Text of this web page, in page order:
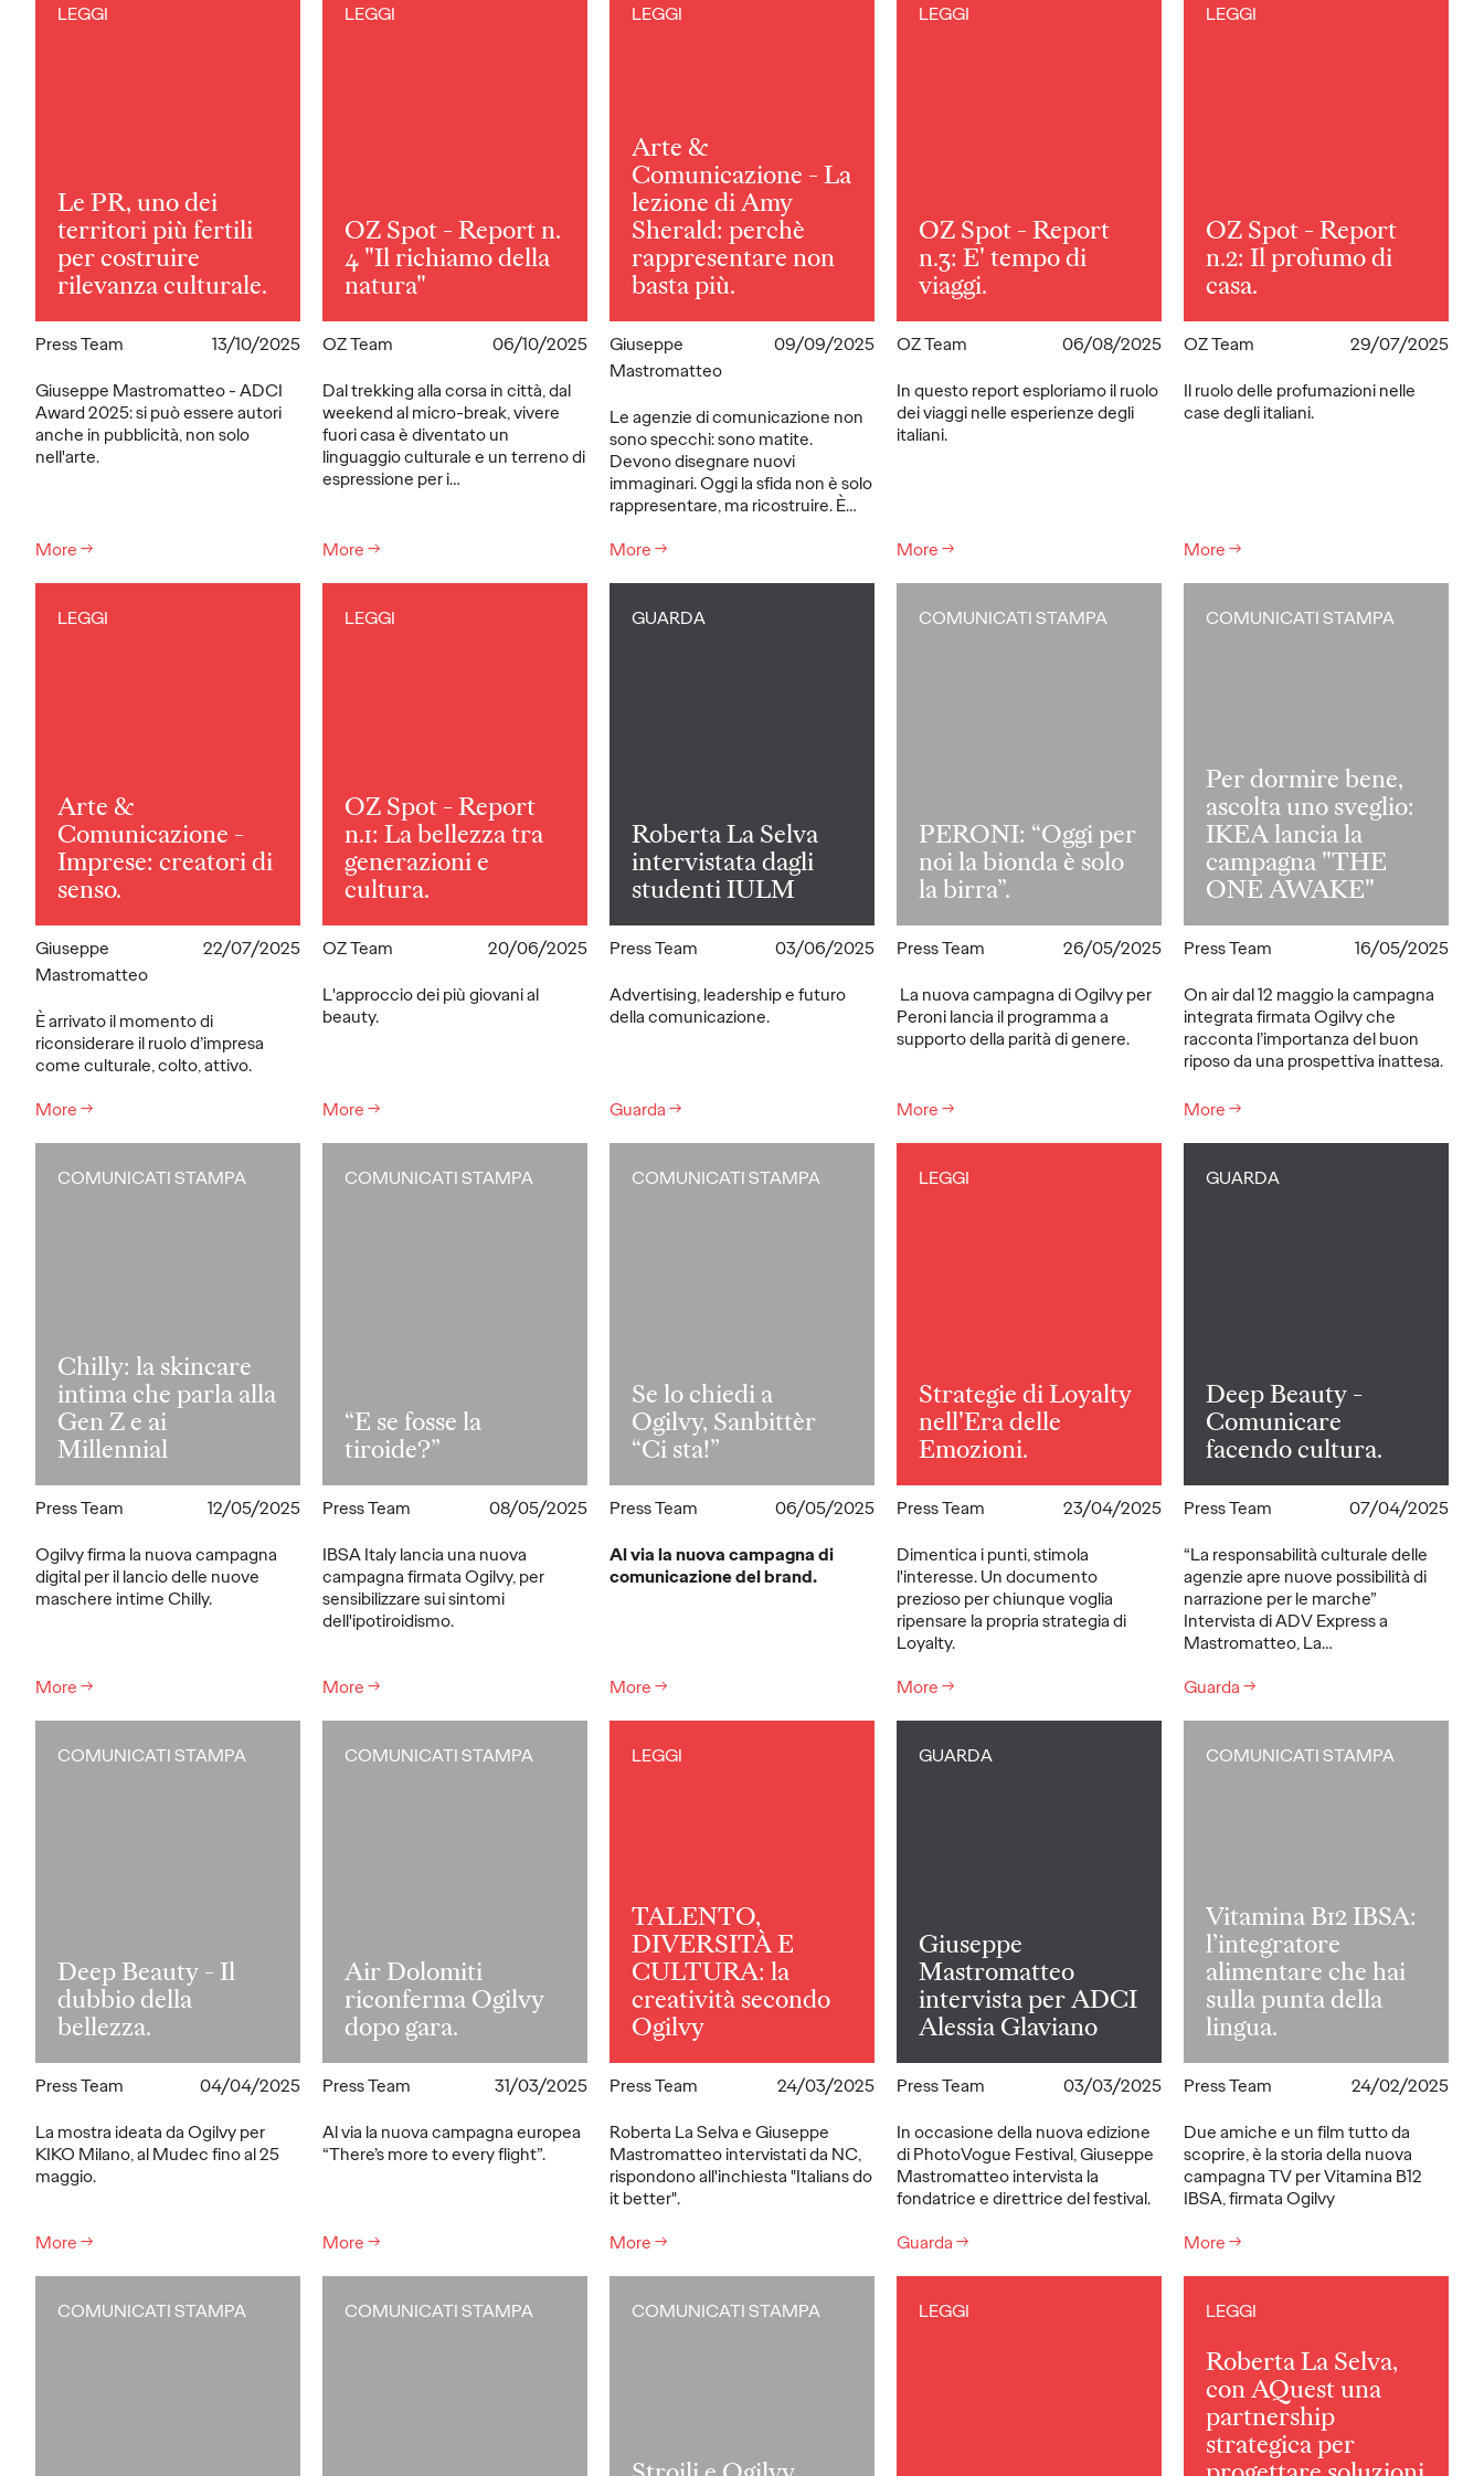
LEGGI
Le PR, uno dei
territori più fertili
per costruire
rilevanza culturale.
Press Team
13/10/2025
Giuseppe Mastromatteo - ADCI
Award 2025: si può essere autori
anche in pubblicità, non solo
nell'arte.
More→
LEGGI
OZ Spot - Report n.
4 "Il richiamo della
natura"
OZ Team
06/10/2025
Dal trekking alla corsa in città, dal
weekend al micro-break, vivere
fuori casa è diventato un
linguaggio culturale e un terreno di
espressione per i…
More→
LEGGI
Arte &
Comunicazione - La
lezione di Amy
Sherald: perchè
rappresentare non
basta più.
Giuseppe
Mastromatteo
09/09/2025
Le agenzie di comunicazione non
sono specchi: sono matite.
Devono disegnare nuovi
immaginari. Oggi la sfida non è solo
rappresentare, ma ricostruire. È…
More→
LEGGI
OZ Spot - Report
n.3: E' tempo di
viaggi.
OZ Team
06/08/2025
In questo report esploriamo il ruolo
dei viaggi nelle esperienze degli
italiani.
More→
LEGGI
OZ Spot - Report
n.2: Il profumo di
casa.
OZ Team
29/07/2025
Il ruolo delle profumazioni nelle
case degli italiani.
More→
LEGGI
Arte &
Comunicazione -
Imprese: creatori di
senso.
Giuseppe
Mastromatteo
22/07/2025
È arrivato il momento di
riconsiderare il ruolo d’impresa
come culturale, colto, attivo.
More→
LEGGI
OZ Spot - Report
n.1: La bellezza tra
generazioni e
cultura.
OZ Team
20/06/2025
L'approccio dei più giovani al
beauty.
More→
GUARDA
Roberta La Selva
intervistata dagli
studenti IULM
Press Team
03/06/2025
Advertising, leadership e futuro
della comunicazione.
Guarda→
COMUNICATI STAMPA
PERONI: “Oggi per
noi la bionda è solo
la birra”.
Press Team
26/05/2025
La nuova campagna di Ogilvy per
Peroni lancia il programma a
supporto della parità di genere.
More→
COMUNICATI STAMPA
Per dormire bene,
ascolta uno sveglio:
IKEA lancia la
campagna "THE
ONE AWAKE"
Press Team
16/05/2025
On air dal 12 maggio la campagna
integrata firmata Ogilvy che
racconta l’importanza del buon
riposo da una prospettiva inattesa.
More→
COMUNICATI STAMPA
Chilly: la skincare
intima che parla alla
Gen Z e ai
Millennial
Press Team
12/05/2025
Ogilvy firma la nuova campagna
digital per il lancio delle nuove
maschere intime Chilly.
More→
COMUNICATI STAMPA
“E se fosse la
tiroide?”
Press Team
08/05/2025
IBSA Italy lancia una nuova
campagna firmata Ogilvy, per
sensibilizzare sui sintomi
dell'ipotiroidismo.
More→
COMUNICATI STAMPA
Se lo chiedi a
Ogilvy, Sanbittèr
“Ci sta!”
Press Team
06/05/2025
Al via la nuova campagna di
comunicazione del brand.
More→
LEGGI
Strategie di Loyalty
nell'Era delle
Emozioni.
Press Team
23/04/2025
Dimentica i punti, stimola
l'interesse. Un documento
prezioso per chiunque voglia
ripensare la propria strategia di
Loyalty.
More→
GUARDA
Deep Beauty -
Comunicare
facendo cultura.
Press Team
07/04/2025
“La responsabilità culturale delle
agenzie apre nuove possibilità di
narrazione per le marche”
Intervista di ADV Express a
Mastromatteo, La…
Guarda→
COMUNICATI STAMPA
Deep Beauty - Il
dubbio della
bellezza.
Press Team
04/04/2025
La mostra ideata da Ogilvy per
KIKO Milano, al Mudec fino al 25
maggio.
More→
COMUNICATI STAMPA
Air Dolomiti
riconferma Ogilvy
dopo gara.
Press Team
31/03/2025
Al via la nuova campagna europea
“There’s more to every flight”.
More→
LEGGI
TALENTO,
DIVERSITÀ E
CULTURA: la
creatività secondo
Ogilvy
Press Team
24/03/2025
Roberta La Selva e Giuseppe
Mastromatteo intervistati da NC,
rispondono all'inchiesta "Italians do
it better".
More→
GUARDA
Giuseppe
Mastromatteo
intervista per ADCI
Alessia Glaviano
Press Team
03/03/2025
In occasione della nuova edizione
di PhotoVogue Festival, Giuseppe
Mastromatteo intervista la
fondatrice e direttrice del festival.
Guarda→
COMUNICATI STAMPA
Vitamina B12 IBSA:
l’integratore
alimentare che hai
sulla punta della
lingua.
Press Team
24/02/2025
Due amiche e un film tutto da
scoprire, è la storia della nuova
campagna TV per Vitamina B12
IBSA, firmata Ogilvy
More→
COMUNICATI STAMPA COMUNICATI STAMPA COMUNICATI STAMPA LEGGI LEGGI
Roberta La Selva,
con AQuest una
partnership
strategica per